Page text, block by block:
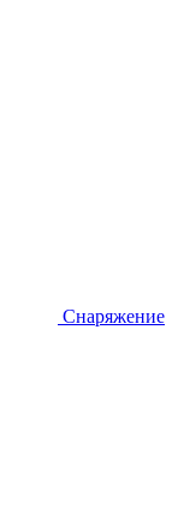
Снаряжение